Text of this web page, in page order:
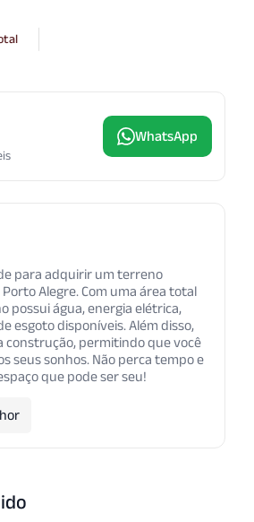
WhatsApp
para adquirir um terreno
Alegre. Com uma área total
possui água, energia elétrica,
esgoto disponíveis. Além disso,
construção, permitindo que você
seus sonhos. Não perca tempo e
que pode ser seu!